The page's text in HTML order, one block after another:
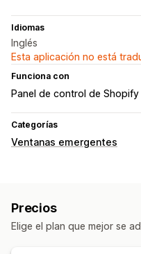
Idiomas
Inglés
Esta aplicación no está
Funciona con
Panel de control de Shopify
Categorías
Ventanas emergentes
Ventanas emergentes de
Ventanas emergentes
Precios
Elige el plan que mejor se